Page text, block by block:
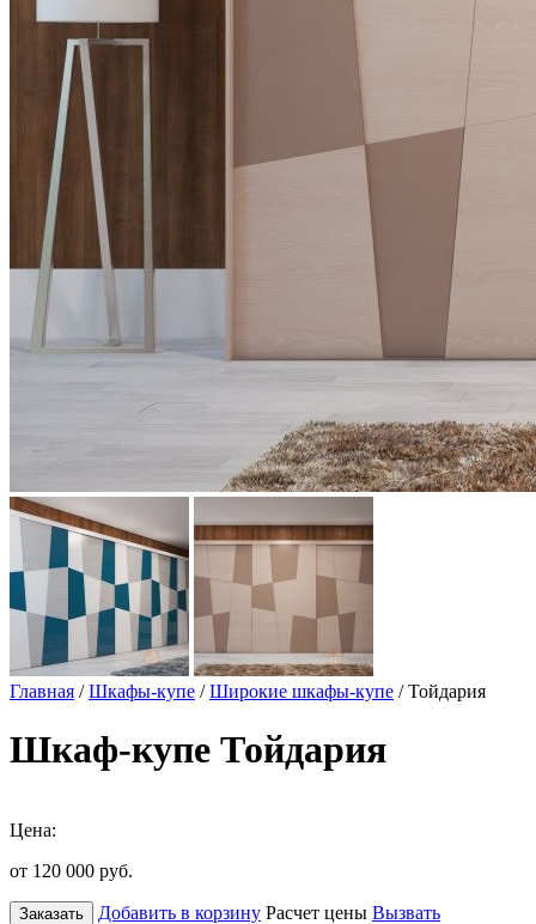
Главная /Шкафы-купе /Широкие шкафы-купе / Тойдария
Шкаф-купе Тойдария
Цена:
от 120 000 руб.
Заказать Добавить в корзину Расчет цены Вызвать